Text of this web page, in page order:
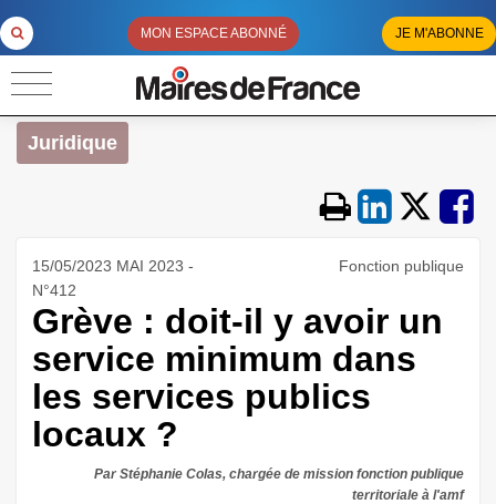
MON ESPACE ABONNÉ JE M'ABONNE
Juridique
15/05/2023 MAI 2023 -
N°412
Fonction publique
Grève : doit-il y avoir un
service minimum dans
les services publics
locaux ?
Par Stéphanie Colas, chargée de mission fonction publique
territoriale à l'amf